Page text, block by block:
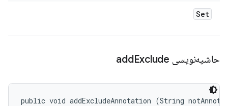
Set
حاشیه‌نویسی add Exclude
public void addExcludeAnnotation (String